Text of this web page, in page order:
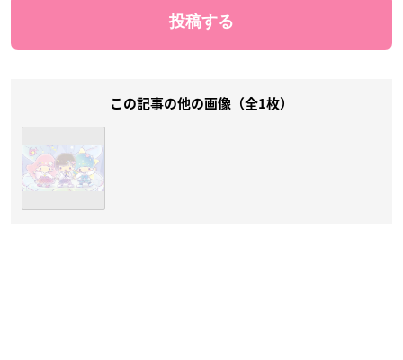
この記事の他の画像（全1枚）